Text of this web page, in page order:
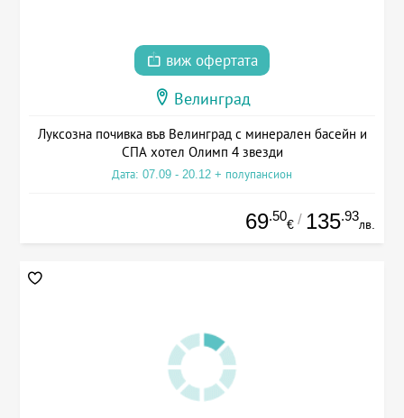
виж офертата
Велинград
Луксозна почивка във Велинград с минерален басейн и
СПА хотел Олимп 4 звезди
Дата: 07.09 - 20.12 + полупансион
69.50
€ / 135.93
лв.